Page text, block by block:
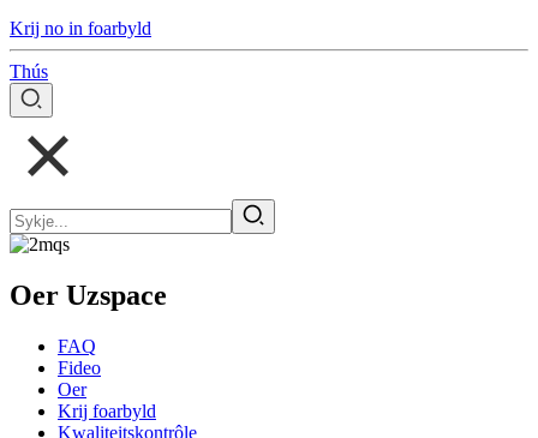
Krij no in foarbyld
Thús
Oer Uzspace
FAQ
Fideo
Oer
Krij foarbyld
Kwaliteitskontrôle